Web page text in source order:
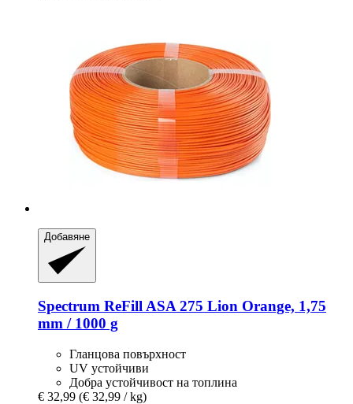
Добавяне
Spectrum ReFill ASA 275 Lion Orange, 1,75
mm / 1000 g
Гланцова повърхност
UV устойчиви
Добра устойчивост на топлина
€ 32,99 (€ 32,99 / kg)